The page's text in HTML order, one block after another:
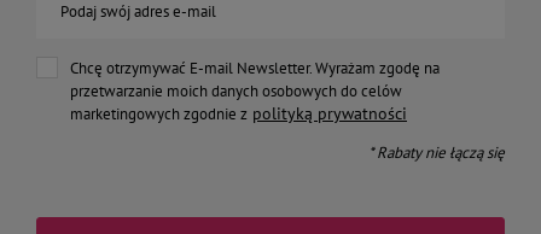
Podaj swój adres e-mail
Chcę otrzymywać E-mail Newsletter. Wyrażam zgodę na
przetwarzanie moich danych osobowych do celów
marketingowych zgodnie z polityką prywatności
* Rabaty nie łączą się